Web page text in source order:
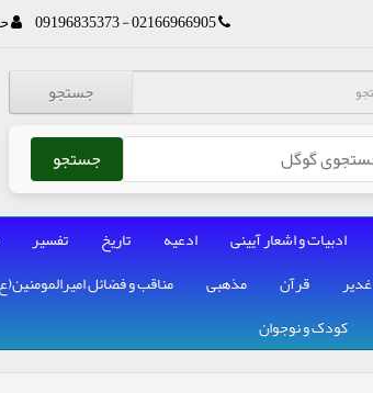
02166966905 - 09196835373
جستجو
جستجو
ادبیات و اشعار آیینی ادعیه تاریخ تفسیر
غدیر قرآن مذهبی مناقب و فضائل
کودک و نوجوان